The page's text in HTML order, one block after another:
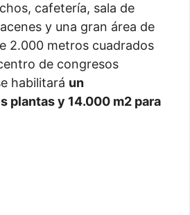
cafetería, sala de
y una gran área de
2.000 metros cuadrados
de congresos
habilitará un
plantas y 14.000 m2 para